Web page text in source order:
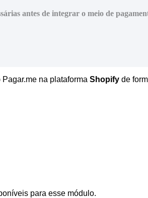
antes de integrar o meio de
na plataforma Shopify de
para esse módulo.